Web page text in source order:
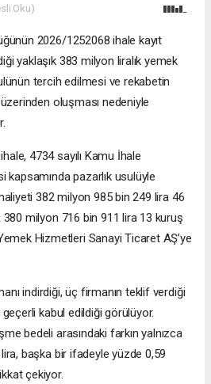
Oku)
2026/1252068 ihale kayıt
yaklaşık 383 milyon liralık yemek
tercih edilmesi ve rekabetin
oluşması nedeniyle
4734 sayılı Kamu İhale
kapsamında pazarlık usulüyle
382 milyon 985 bin 249 lira 46
milyon 716 bin 911 lira 13 kuruş
Hizmetleri Sanayi Ticaret AŞ’ye
indirdiği, üç firmanın teklif verdiği
kabul edildiği görülüyor.
bedeli arasındaki farkın yalnızca
başka bir ifadeyle yüzde 0,59
çekiyor.